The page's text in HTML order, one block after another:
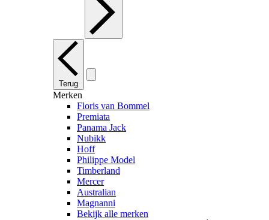
Terug
Merken
Floris van Bommel
Premiata
Panama Jack
Nubikk
Hoff
Philippe Model
Timberland
Mercer
Australian
Magnanni
Bekijk alle merken